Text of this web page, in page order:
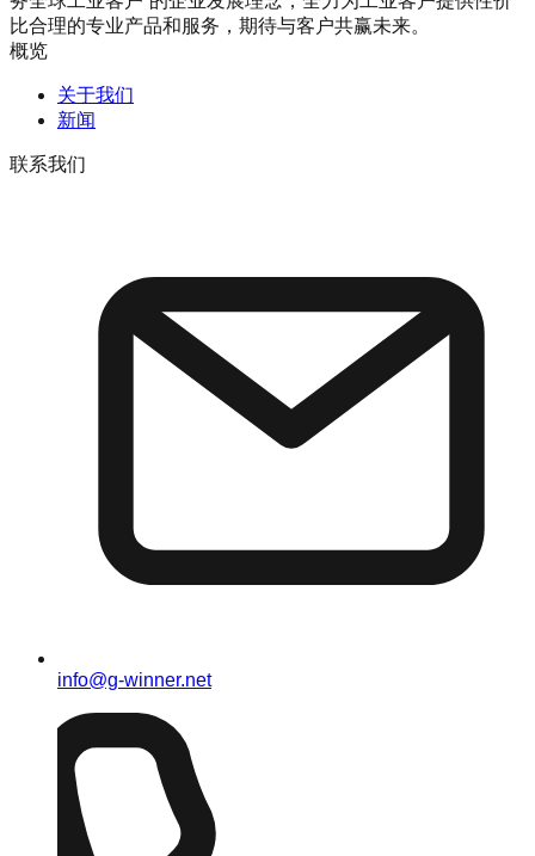
比合理的专业产品和服务，期待与客户共赢未来。
概览
关于我们
新闻
联系我们
info@g-winner.net